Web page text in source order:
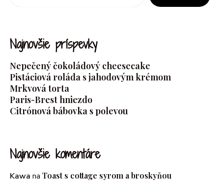
Najnovšie príspevky
Nepečený čokoládový cheesecake
Pistáciová roláda s jahodovým krémom
Mrkvová torta
Paris-Brest hniezdo
Citrónová bábovka s polevou
Najnovšie komentáre
Kawa na Toast s cottage syrom a broskyňou